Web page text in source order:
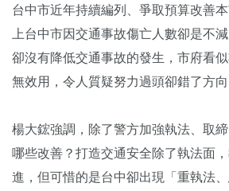
台中市近年持續編列、爭取預算改善
上台中市因交通事故傷亡人數卻是不
卻沒有降低交通事故的發生，市府看
無效用，令人質疑努力過頭卻錯了方向
楊大鋐強調，除了警方加強執法、取
哪些改善？打造交通安全除了執法面
進，但可惜的是台中卻出現「重執法、